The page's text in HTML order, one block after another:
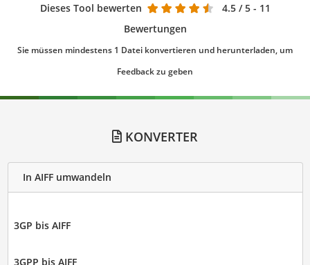
Dieses Tool bewerten 4.5 / 5 - 11
Bewertungen
Sie müssen mindestens 1 Datei konvertieren und herunterladen, um
Feedback zu geben
KONVERTER
In AIFF umwandeln
3GP bis AIFF
3GPP bis AIFF